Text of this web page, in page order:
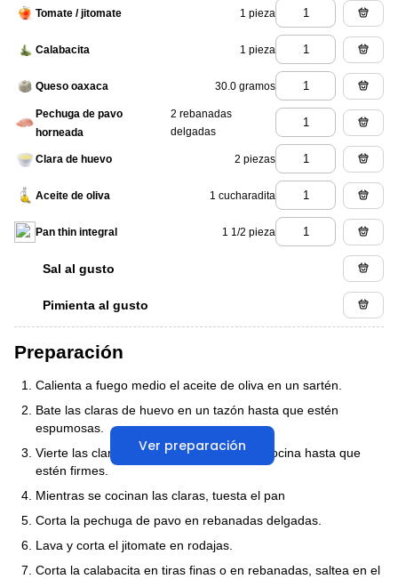
Tomate / jitomate 1 pieza
Calabacita 1 pieza
Queso oaxaca 30.0 gramos
Pechuga de pavo
horneada
2 rebanadas
delgadas
Clara de huevo 2 piezas
Aceite de oliva 1 cucharadita
Pan thin integral 1 1/2 pieza
Sal al gusto
Pimienta al gusto
Ver preparación
Preparación
Calienta a fuego medio el aceite de oliva en un sartén.
Bate las claras de huevo en un tazón hasta que estén
espumosas.
Vierte las claras de huevo en la sartén y cocina hasta que
estén firmes.
Mientras se cocinan las claras, tuesta el pan
Corta la pechuga de pavo en rebanadas delgadas.
Lava y corta el jitomate en rodajas.
Corta la calabacita en tiras finas o en rebanadas, saltea en el